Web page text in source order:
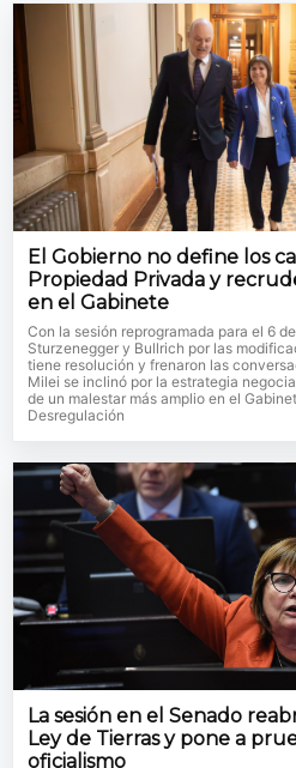
El Gobierno no define los
Propiedad Privada y
en el Gabinete
Con la sesión reprogramada para el 6
Sturzenegger y Bullrich por las
tiene resolución y frenaron las
Milei se inclinó por la estrategia
de un malestar más amplio en el
Desregulación
La sesión en el Senado
Ley de Tierras y pone a
oficialismo